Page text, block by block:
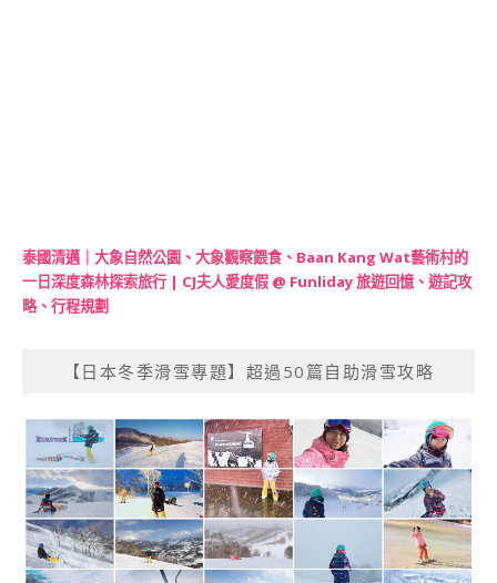
泰國清邁｜大象自然公園、大象觀察餵食、Baan Kang Wat藝術村的
一日深度森林探索旅行 | CJ夫人愛度假 @ Funliday 旅遊回憶、遊記攻
略、行程規劃
【日本冬季滑雪專題】超過50篇自助滑雪攻略